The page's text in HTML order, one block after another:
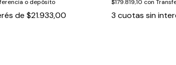
o depósito
de $21.933,00
$179.819,10 con
3 cuotas sin